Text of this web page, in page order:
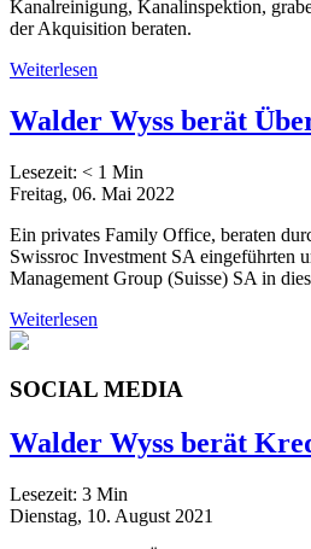
Kanalreinigung, Kanalinspektion,
der Akquisition beraten.
Weiterlesen
Walder Wyss berät
Lesezeit: < 1 Min
Freitag, 06. Mai 2022
Ein privates Family Office, beraten
Swissroc Investment SA eingeführten
Management Group (Suisse) SA in
Weiterlesen
SOCIAL MEDIA
Walder Wyss berät
Lesezeit: 3 Min
Dienstag, 10. August 2021